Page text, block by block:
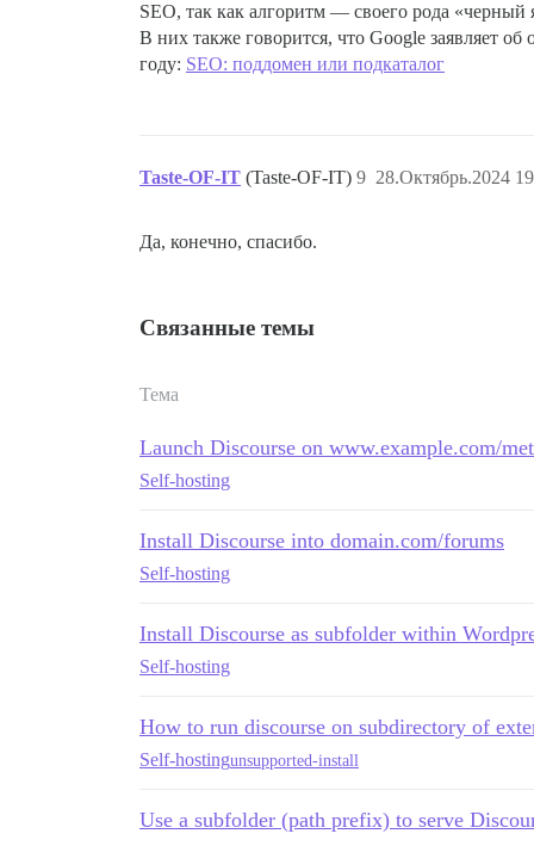
SEO, так как алгоритм — своего рода
В них также говорится, что Google заявляет
году: SEO: поддомен или подкаталог
Taste-OF-IT (Taste-OF-IT) 28.Октябрь.2024
9
Да, конечно, спасибо.
Связанные темы
Тема
Launch Discourse on www.example.com/
Self-hosting
Install Discourse into domain.com/forums
Self-hosting
Install Discourse as subfolder within
Self-hosting
How to run discourse on subdirectory of
Self-hostingunsupported-install
Use a subfolder (path prefix) to serve